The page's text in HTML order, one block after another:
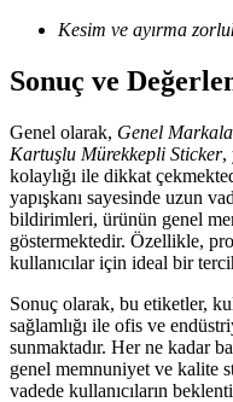
Kesim ve ayırma
Sonuç ve
Genel olarak, Genel
Kartuşlu Mürekkepli Sticker,
kolaylığı ile dikkat
yapışkanı sayesinde uzun
bildirimleri, ürünün genel
göstermektedir. Özellikle,
kullanıcılar için ideal bir
Sonuç olarak, bu etiketler,
sağlamlığı ile ofis ve
sunmaktadır. Her ne kadar
genel memnuniyet ve kalite
vadede kullanıcıların